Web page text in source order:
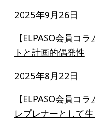
寄付のお願い
お手続き
寄付支援者
ニュース・コラム
ニュース
2025年9月26日
【ELPASO会員コ
トと計画的偶発性
2025年8月22日
【ELPASO会員コ
レプレナーとして